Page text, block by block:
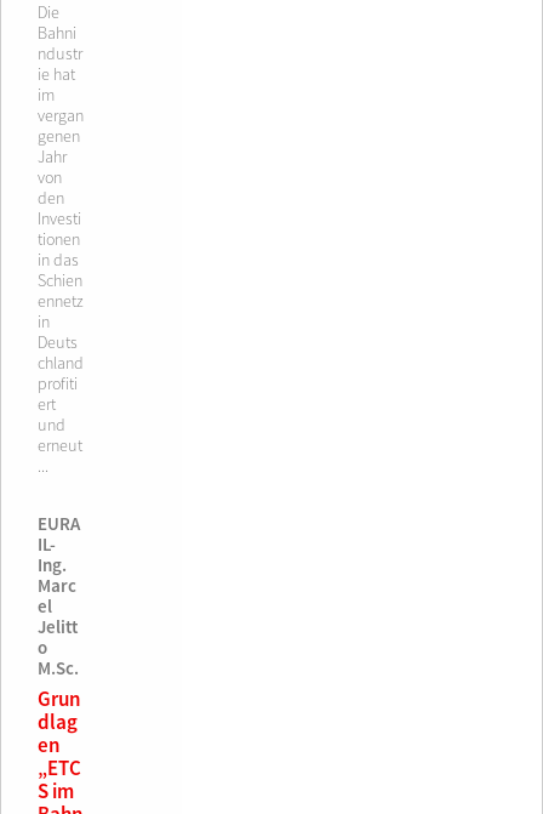
Die
Bahni
ndustr
ie hat
im
vergan
genen
Jahr
von
den
Investi
tionen
in das
Schien
ennetz
in
Deuts
chland
profiti
ert
und
erneut
...
EURA
IL-
Ing.
Marc
el
Jelitt
o
M.Sc.
Grun
dlag
en
„ETC
S im